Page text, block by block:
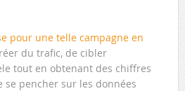
pour une telle campagne en
du trafic, de cibler
tout en obtenant des chiffres
pencher sur les données